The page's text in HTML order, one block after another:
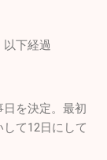
下経過
を決定。最初
て12日にして